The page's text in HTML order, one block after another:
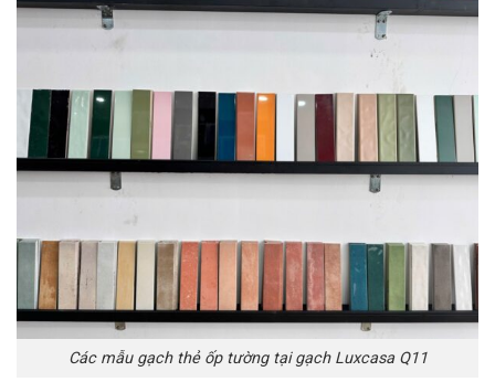
Các mẫu gạch thẻ ốp tường tại gạch Luxcasa Q11